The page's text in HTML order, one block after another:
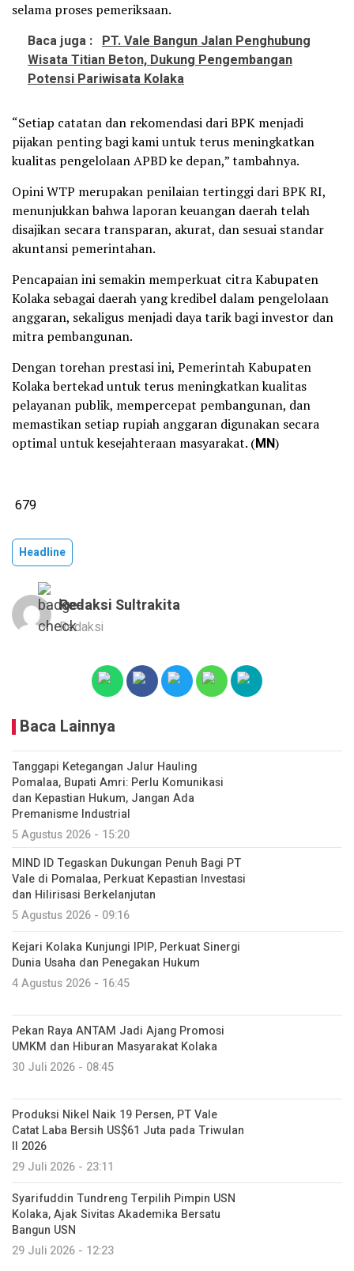
selama proses pemeriksaan.
Baca juga : PT. Vale Bangun Jalan Penghubung
Wisata Titian Beton, Dukung Pengembangan
Potensi Pariwisata Kolaka
“Setiap catatan dan rekomendasi dari BPK menjadi
pijakan penting bagi kami untuk terus meningkatkan
kualitas pengelolaan APBD ke depan,” tambahnya.
Opini WTP merupakan penilaian tertinggi dari BPK RI,
menunjukkan bahwa laporan keuangan daerah telah
disajikan secara transparan, akurat, dan sesuai standar
akuntansi pemerintahan.
Pencapaian ini semakin memperkuat citra Kabupaten
Kolaka sebagai daerah yang kredibel dalam pengelolaan
anggaran, sekaligus menjadi daya tarik bagi investor dan
mitra pembangunan.
Dengan torehan prestasi ini, Pemerintah Kabupaten
Kolaka bertekad untuk terus meningkatkan kualitas
pelayanan publik, mempercepat pembangunan, dan
memastikan setiap rupiah anggaran digunakan secara
optimal untuk kesejahteraan masyarakat. (MN)
679
Headline
Redaksi Sultrakita
Redaksi
Baca Lainnya
Tanggapi Ketegangan Jalur Hauling
Pomalaa, Bupati Amri: Perlu Komunikasi
dan Kepastian Hukum, Jangan Ada
Premanisme Industrial
5 Agustus 2026 - 15:20
MIND ID Tegaskan Dukungan Penuh Bagi PT
Vale di Pomalaa, Perkuat Kepastian Investasi
dan Hilirisasi Berkelanjutan
5 Agustus 2026 - 09:16
Kejari Kolaka Kunjungi IPIP, Perkuat Sinergi
Dunia Usaha dan Penegakan Hukum
4 Agustus 2026 - 16:45
Pekan Raya ANTAM Jadi Ajang Promosi
UMKM dan Hiburan Masyarakat Kolaka
30 Juli 2026 - 08:45
Produksi Nikel Naik 19 Persen, PT Vale
Catat Laba Bersih US$61 Juta pada Triwulan
II 2026
29 Juli 2026 - 23:11
Syarifuddin Tundreng Terpilih Pimpin USN
Kolaka, Ajak Sivitas Akademika Bersatu
Bangun USN
29 Juli 2026 - 12:23